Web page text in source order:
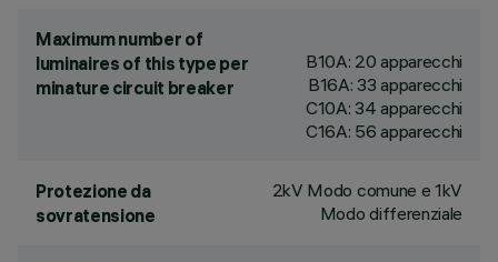
Maximum number of
luminaires of this type per
minature circuit breaker
B10A: 20 apparecchi
B16A: 33 apparecchi
C10A: 34 apparecchi
C16A: 56 apparecchi
Protezione da
sovratensione
2kV Modo comune e 1kV
Modo differenziale